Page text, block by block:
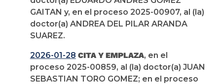
GAITAN y, en el proceso 2025-00907, al (la)
doctor(a) ANDREA DEL PILAR ARANDA
SUAREZ.
2026-01-28 CITA Y EMPLAZA, en el
proceso 2025-00859, al (la) doctor(a) JUAN
SEBASTIAN TORO GOMEZ; en el proceso